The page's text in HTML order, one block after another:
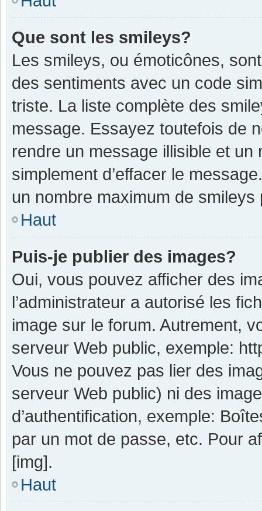
Que sont les smileys?
Les smileys, ou émoticônes,
des sentiments avec un code
triste. La liste complète des
message. Essayez toutefois de
rendre un message illisible et
simplement d’effacer le
un nombre maximum de smileys
Haut
Puis-je publier des images?
Oui, vous pouvez afficher des
l’administrateur a autorisé les
image sur le forum. Autrement,
serveur Web public, exemple:
Vous ne pouvez pas lier des
serveur Web public) ni des
d’authentification, exemple:
par un mot de passe, etc. Pour
[img].
Haut